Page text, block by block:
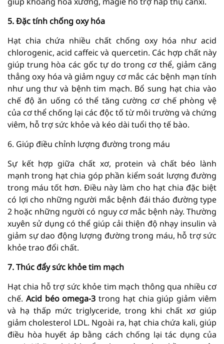
5. Đặc tính chống oxy hóa
Hạt chia chứa nhiều chất chống oxy hóa như acid
chlorogenic, acid caffeic và quercetin. Các hợp chất này
giúp trung hòa các gốc tự do trong cơ thể, giảm căng
thẳng oxy hóa và giảm nguy cơ mắc các bệnh mạn tính
như ung thư và bệnh tim mạch. Bổ sung hạt chia vào
chế độ ăn uống có thể tăng cường cơ chế phòng vệ
của cơ thể chống lại các độc tố từ môi trường và chứng
viêm, hỗ trợ sức khỏe và kéo dài tuổi thọ tế bào.
6. Giúp điều chỉnh lượng đường trong máu
Sự kết hợp giữa chất xơ, protein và chất béo lành
mạnh trong hạt chia góp phần kiểm soát lượng đường
trong máu tốt hơn. Điều này làm cho hạt chia đặc biệt
có lợi cho những người mắc bệnh đái tháo đường type
2 hoặc những người có nguy cơ mắc bệnh này. Thường
xuyên sử dụng có thể giúp cải thiện độ nhạy insulin và
giảm sự dao động lượng đường trong máu, hỗ trợ sức
khỏe trao đổi chất.
7. Thúc đẩy sức khỏe tim mạch
Hạt chia hỗ trợ sức khỏe tim mạch thông qua nhiều cơ
chế. Acid béo omega-3 trong hạt chia giúp giảm viêm
và hạ thấp mức triglyceride, trong khi chất xơ giúp
giảm cholesterol LDL. Ngoài ra, hạt chia chứa kali, giúp
điều hòa huyết áp bằng cách chống lại tác dụng của